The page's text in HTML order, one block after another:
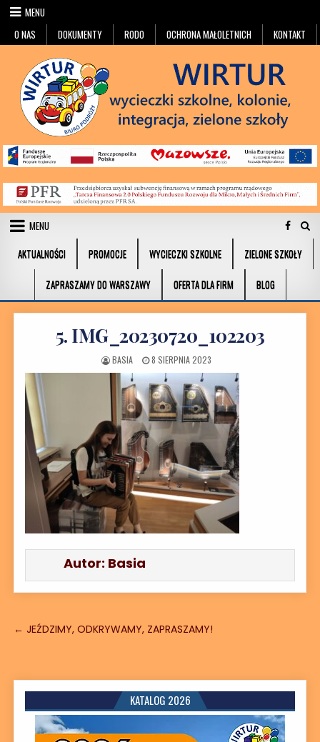
Przejdź do treści
MENU
O NAS
DOKUMENTY RODO OCHRONA MAŁOLETNICH KONTAKT
MENU
AKTUALNOŚCI
PROMOCJE WYCIECZKI SZKOLNE ZIELONE SZKOŁY
ZAPRASZAMY DO WARSZAWY OFERTA DLA FIRM BLOG
5. IMG_20230720_102203
AUTOR:
BASIA DATA PUBLIKACJI:
8 SIERPNIA 2023
Autor: Basia
Nawigacja wpisu
← JEŹDZIMY, ODKRYWAMY, ZAPRASZAMY!
KATALOG 2026